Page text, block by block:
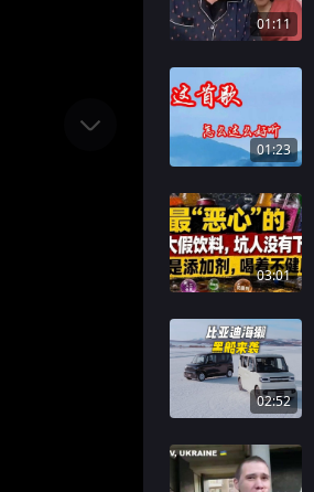
01:11
01:23
03:01
02:52